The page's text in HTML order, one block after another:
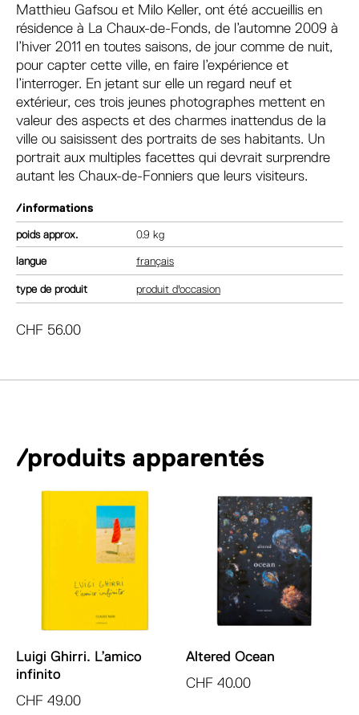
Matthieu Gafsou et Milo Keller, ont été accueillis en
résidence à La Chaux-de-Fonds, de l’automne 2009 à
l’hiver 2011 en toutes saisons, de jour comme de nuit,
pour capter cette ville, en faire l’expérience et
l’interroger. En jetant sur elle un regard neuf et
extérieur, ces trois jeunes photographes mettent en
valeur des aspects et des charmes inattendus de la
ville ou saisissent des portraits de ses habitants. Un
portrait aux multiples facettes qui devrait surprendre
autant les Chaux-de-Fonniers que leurs visiteurs.
/informations
poids 0.9 kg
langue français
type de produit produit d'occasion
CHF 56.00
/produits apparentés
Luigi Ghirri. L’amico
infinito
CHF 49.00
Altered Ocean
CHF 40.00